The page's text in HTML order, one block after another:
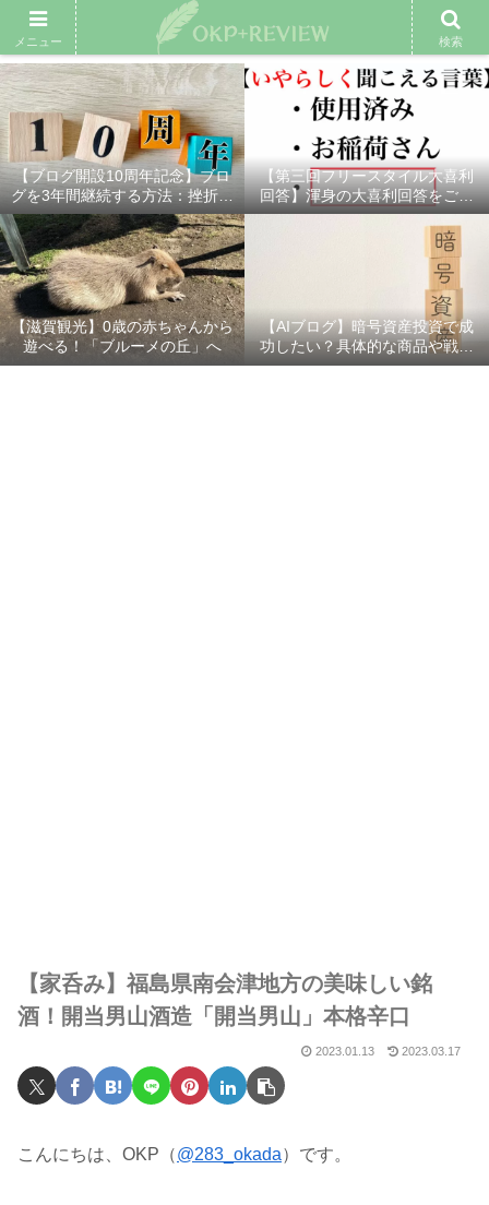
雑記ブログ プロフィール 余興動画 ベスト大喜利 スポ
【ブログ開設10周年記念】ブロ
グを3年間継続する方法：挫折し
ないための7つの秘訣
【第三回フリースタイル大喜利
回答】渾身の大喜利回答をご紹
介！
【滋賀観光】0歳の赤ちゃんから
遊べる！「ブルーメの丘」へ
【AIブログ】暗号資産投資で成
功したい？具体的な商品や戦略
を分かりやすく解説！
【家呑み】福島県南会津地方の美味しい銘
酒！開当男山酒造「開当男山」本格辛口
2023.01.13 2023.03.17
こんにちは、OKP（@283_okada）です。
メニュー 検索